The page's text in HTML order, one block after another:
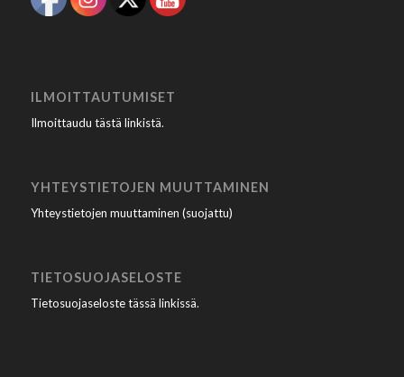
ILMOITTAUTUMISET
Ilmoittaudu tästä linkistä.
YHTEYSTIETOJEN MUUTTAMINEN
Yhteystietojen muuttaminen (suojattu)
TIETOSUOJASELOSTE
Tietosuojaseloste tässä linkissä.